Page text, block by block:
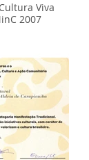
Viva
2007